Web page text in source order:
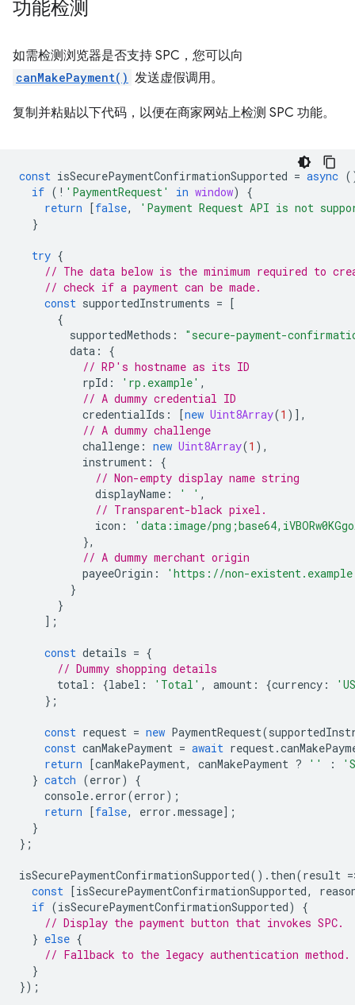
功能检测
如需检测浏览器是否支持 SPC，您可以向
canMakePayment() 发送虚假调用。
复制并粘贴以下代码，以便在商家网站上检测 SPC 功能。
const isSecurePaymentConfirmationSupported = async
if ( ! 'PaymentRequest' in window)
{
return
[false,
'Payment Request API is not
}
try {
// The data below is the minimum required to
// check if a payment can be made.
const supportedInstruments =
[
{
supportedMethods :
"secure-payment-
data :
{
// RP's hostname as its ID
rpId : 'rp.example' ,
// A dummy credential ID
credentialIds : [new Uint8Array(1 )],
// A dummy challenge
challenge : new Uint8Array(1 ),
instrument :
{
// Non-empty display name string
displayName : ' ' ,
// Transparent-black pixel.
icon :
'data:image/
},
// A dummy merchant origin
payeeOrigin :
'https://non-
}
}
];
const details = {
// Dummy shopping details
total : {label : 'Total' , amount : {currency :
};
const request = new PaymentRequest(
const canMakePayment = await request.
return
[canMakePayment, canMakePayment ? '' :
} catch (error)
{
console. error(error);
return
[false, error .message];
}
};
isSecurePaymentConfirmationSupported(). then(result =
const
[isSecurePaymentConfirmationSupported,
if (isSecurePaymentConfirmationSupported)
{
// Display the payment button that invokes SPC.
} else {
// Fallback to the legacy authentication method.
}
});